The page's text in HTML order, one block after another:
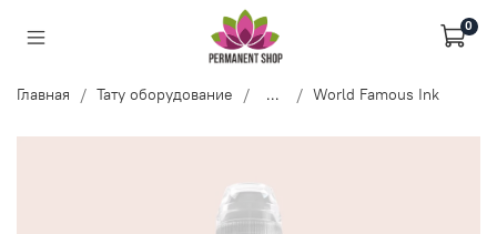
0
Главная Тату оборудование ... World Famous Ink